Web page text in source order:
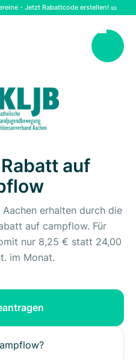
- Jetzt Rabattcode erstellen! 🎫
auf
erhalten durch die
auf campflow. Für
nur 8,25 € statt 24,00
im Monat.